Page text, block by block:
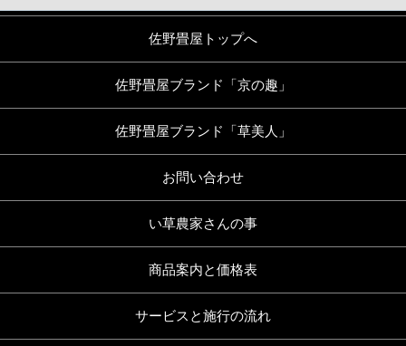
佐野畳屋トップへ
佐野畳屋ブランド「京の趣」
佐野畳屋ブランド「草美人」
お問い合わせ
い草農家さんの事
商品案内と価格表
サービスと施行の流れ